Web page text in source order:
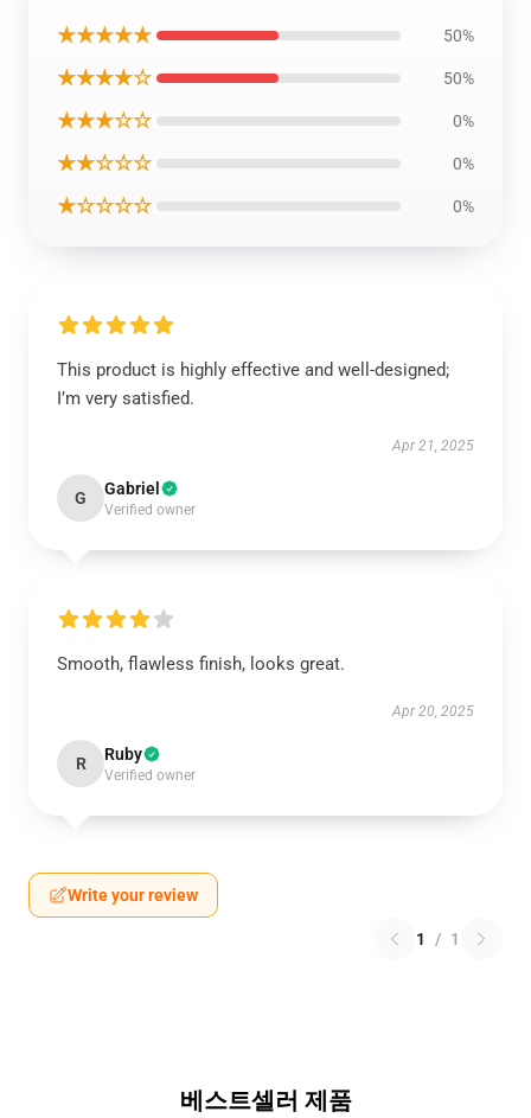
★★★★★ 50%
★★★★☆ 50%
★★★☆☆ 0%
★★☆☆☆ 0%
★☆☆☆☆ 0%
This product is highly effective and well-designed;
I’m very satisfied.
Apr 21, 2025
G Gabriel
Verified owner
Smooth, flawless finish, looks great.
Apr 20, 2025
R Ruby
Verified owner
Write your review
1 / 1
베스트셀러 제품